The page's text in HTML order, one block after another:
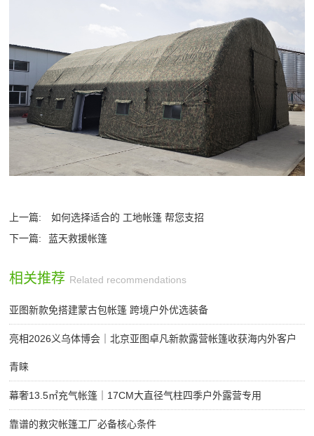
上一篇:
如何选择适合的 工地帐篷 帮您支招
下一篇:
蓝天救援帐篷
相关推荐 Related recommendations
亚图新款免搭建蒙古包帐篷 跨境户外优选装备
亮相2026义乌体博会｜北京亚图卓凡新款露营帐篷收获海内外客户
青睐
幕奢13.5㎡充气帐篷｜17CM大直径气柱四季户外露营专用
靠谱的救灾帐篷工厂必备核心条件